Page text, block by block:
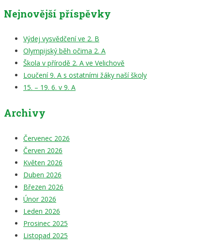
příspěvek
Nejnovější příspěvky
Výdej vysvědčení ve 2. B
Olympijský běh očima 2. A
Škola v přírodě 2. A ve Velichově
Loučení 9. A s ostatními žáky naší školy
15. – 19. 6. v 9. A
Archivy
Červenec 2026
Červen 2026
Květen 2026
Duben 2026
Březen 2026
Únor 2026
Leden 2026
Prosinec 2025
Listopad 2025